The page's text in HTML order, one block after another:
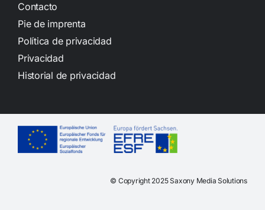
Contacto
Pie de imprenta
Política de privacidad
Privacidad
Historial de privacidad
© Copyright 2025 Saxony Media Solutions